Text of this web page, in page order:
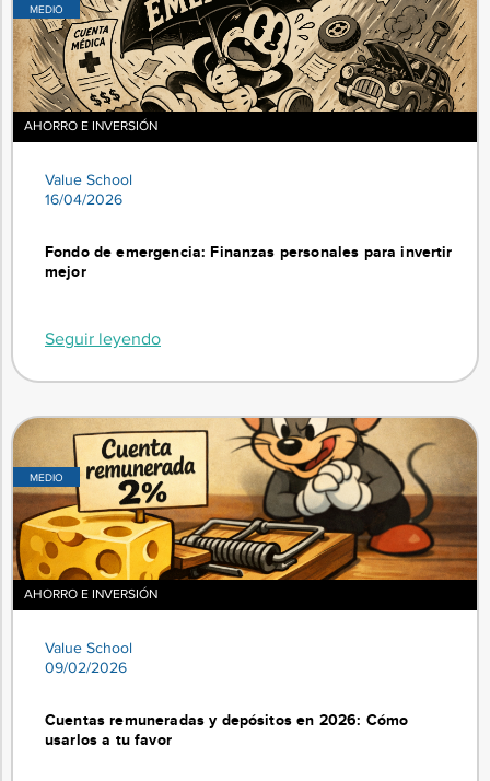
MEDIO
AHORRO E INVERSIÓN
Value School
16/04/2026
Fondo de emergencia: Finanzas personales para invertir
mejor
Seguir leyendo
MEDIO
AHORRO E INVERSIÓN
Value School
09/02/2026
Cuentas remuneradas y depósitos en 2026: Cómo
usarlos a tu favor